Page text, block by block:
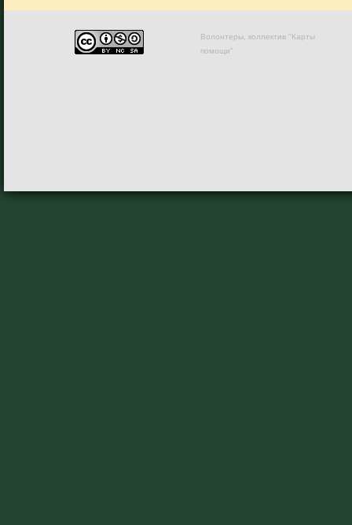
Волонтеры, коллектив "Карты
помощи"